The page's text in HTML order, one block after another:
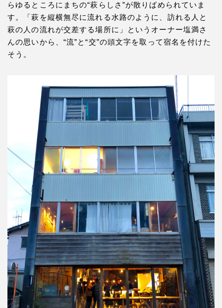
らゆるところにまちの“萩らしさ”が散りばめられていま
す。「萩を縦横無尽に流れる水路のように、訪れる人と
萩の人の流れが交差する場所に」というオーナー塩満さ
んの思いから、“流”と“交”の頭文字を取って宿名を付けた
そう。